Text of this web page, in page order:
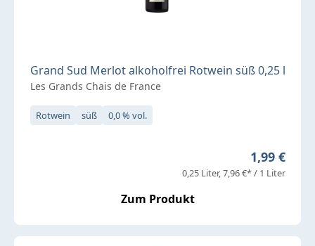
Grand Sud Merlot alkoholfrei Rotwein süß 0,25 l
Les Grands Chais de France
Rotwein süß 0,0 % vol.
Regulärer
1,99 €
0,25 Liter 7,96 €* / 1 Liter
Zum Produkt